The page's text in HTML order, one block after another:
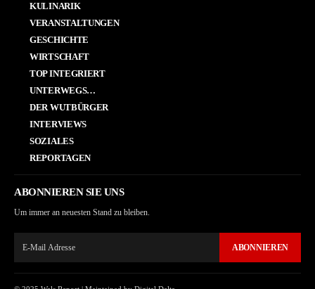
KULINARIK
VERANSTALTUNGEN
GESCHICHTE
WIRTSCHAFT
TOP INTEGRIERT
UNTERWEGS…
DER WUTBÜRGER
INTERVIEWS
SOZIALES
REPORTAGEN
ABONNIEREN SIE UNS
Um immer an neuesten Stand zu bleiben.
ABONNIEREN